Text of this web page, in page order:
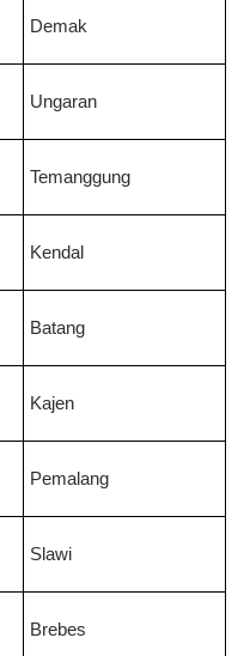
Demak
Ungaran
Temanggung
Kendal
Batang
Kajen
Pemalang
Slawi
Brebes